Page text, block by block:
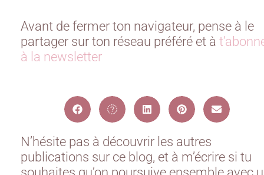
Avant de fermer ton navigateur, pense à le
partager sur ton réseau préféré et à
à la newsletter
N’hésite pas à découvrir les autres
publications sur ce blog, et à m’écrire si tu